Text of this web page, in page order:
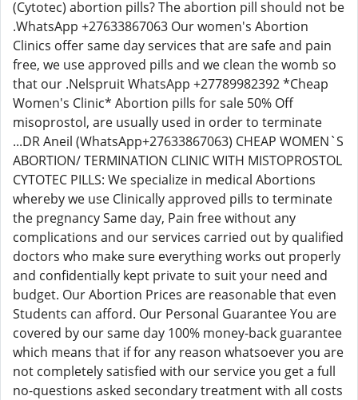
(Cytotec) abortion pills? The abortion pill should not be
.WhatsApp +27633867063 Our women's Abortion
Clinics offer same day services that are safe and pain
free, we use approved pills and we clean the womb so
that our .Nelspruit WhatsApp +27789982392 *Cheap
Women's Clinic* Abortion pills for sale 50% Off
misoprostol, are usually used in order to terminate
...DR Aneil (WhatsApp+27633867063) CHEAP WOMEN`S
ABORTION/ TERMINATION CLINIC WITH MISTOPROSTOL
CYTOTEC PILLS: We specialize in medical Abortions
whereby we use Clinically approved pills to terminate
the pregnancy Same day, Pain free without any
complications and our services carried out by qualified
doctors who make sure everything works out properly
and confidentially kept private to suit your need and
budget. Our Abortion Prices are reasonable that even
Students can afford. Our Personal Guarantee You are
covered by our same day 100% money-back guarantee
which means that if for any reason whatsoever you are
not completely satisfied with our service you get a full
no-questions asked secondary treatment with all costs